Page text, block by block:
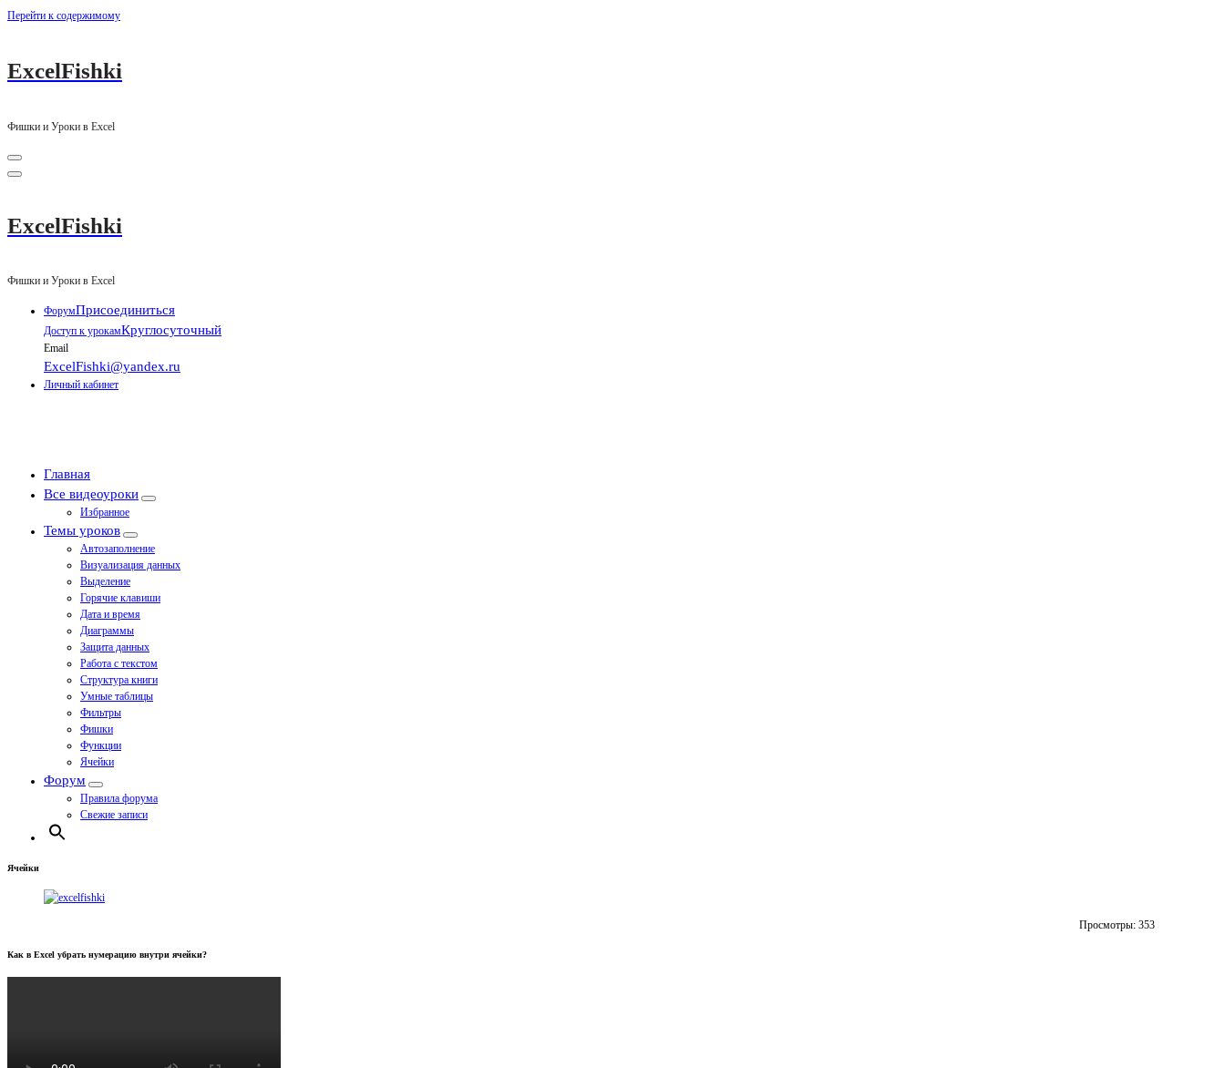
Перейти к содержимому
ExcelFishki
Фишки и Уроки в Excel
ExcelFishki
Фишки и Уроки в Excel
ФорумПрисоединиться
Доступ к урокамКруглосуточный
Email
ExcelFishki@yandex.ru
Личный кабинет
Главная
Все видеоуроки
Избранное
Темы уроков
Автозаполнение
Визуализация данных
Выделение
Горячие клавиши
Дата и время
Диаграммы
Защита данных
Работа с текстом
Структура книги
Умные таблицы
Фильтры
Фишки
Функции
Ячейки
Форум
Правила форума
Свежие записи
Ячейки
Просмотры: 353
Как в Excel убрать нумерацию внутри ячейки?